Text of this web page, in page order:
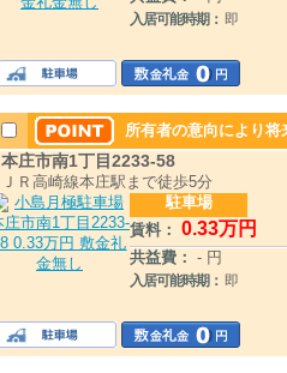
入居可能時期： 即
所有者の意向により
本庄市南1丁目2233-58
ＪＲ高崎線本庄駅まで徒歩5分
駐車場
賃料： 0.33万円
共益費： - 円
入居可能時期： 即